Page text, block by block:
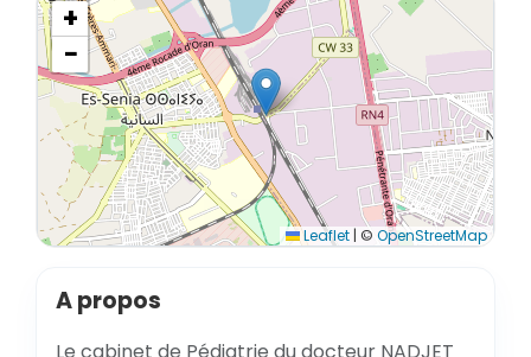
+
−
Leaflet | © OpenStreetMap
A propos